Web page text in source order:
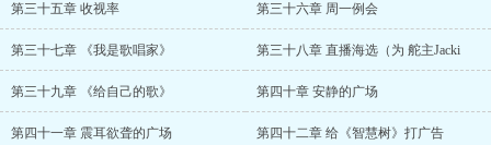
第三十五章 收视率 第三十六章 周一例会
第三十七章 《我是歌唱家》 第三十八章 直播海选（为 舵主Jacki
第三十九章 《给自己的歌》 第四十章 安静的广场
第四十一章 震耳欲聋的广场 第四十二章 给《智慧树》打广告